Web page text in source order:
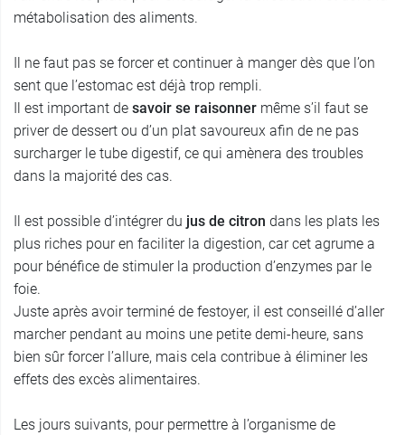
métabolisation des aliments.
Il ne faut pas se forcer et continuer à manger dès que l’on
sent que l’estomac est déjà trop rempli.
Il est important de savoir se raisonner même s’il faut se
priver de dessert ou d’un plat savoureux afin de ne pas
surcharger le tube digestif, ce qui amènera des troubles
dans la majorité des cas.
Il est possible d’intégrer du jus de citron dans les plats les
plus riches pour en faciliter la digestion, car cet agrume a
pour bénéfice de stimuler la production d’enzymes par le
foie.
Juste après avoir terminé de festoyer, il est conseillé d’aller
marcher pendant au moins une petite demi-heure, sans
bien sûr forcer l’allure, mais cela contribue à éliminer les
effets des excès alimentaires.
Les jours suivants, pour permettre à l’organisme de